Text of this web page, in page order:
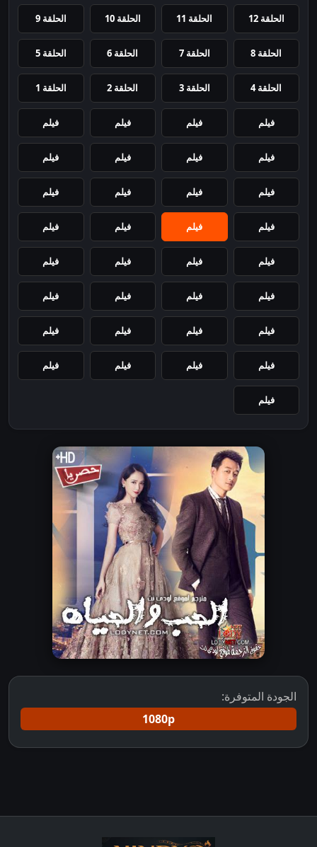
الحلقة 12 الحلقة 11 الحلقة 10 الحلقة 9
الحلقة 8 الحلقة 7 الحلقة 6 الحلقة 5
الحلقة 4 الحلقة 3 الحلقة 2 الحلقة 1
فيلم فيلم فيلم فيلم
فيلم فيلم فيلم فيلم
فيلم فيلم فيلم فيلم
فيلم فيلم فيلم فيلم
فيلم فيلم فيلم فيلم
فيلم فيلم فيلم فيلم
فيلم فيلم فيلم فيلم
فيلم فيلم فيلم فيلم
فيلم
الجودة المتوفرة:
1080p